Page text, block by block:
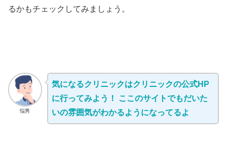
るかもチェックしてみましょう。
悩男
気になるクリニックはクリニックの公式HP
に行ってみよう！ ここのサイトでもだいた
いの雰囲気がわかるようになってるよ